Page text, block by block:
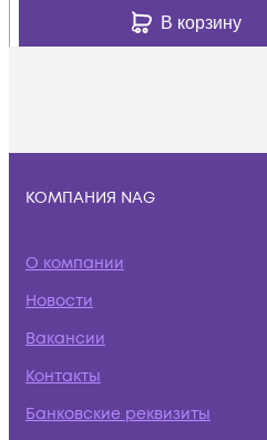
В корзину
КОМПАНИЯ NAG
О компании
Новости
Вакансии
Контакты
Банковские реквизиты